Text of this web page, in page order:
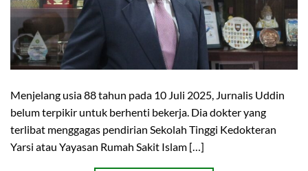
Menjelang usia 88 tahun pada 10 Juli 2025, Jurnalis Uddin
belum terpikir untuk berhenti bekerja. Dia dokter yang
terlibat menggagas pendirian Sekolah Tinggi Kedokteran
Yarsi atau Yayasan Rumah Sakit Islam […]